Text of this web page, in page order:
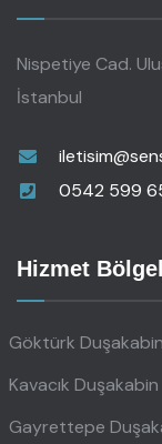
Nispetiye Cad.
İstanbul
0542 599
Hizmet
Göktürk Duşakabin
Kavacık Duşakabin
Gayrettepe